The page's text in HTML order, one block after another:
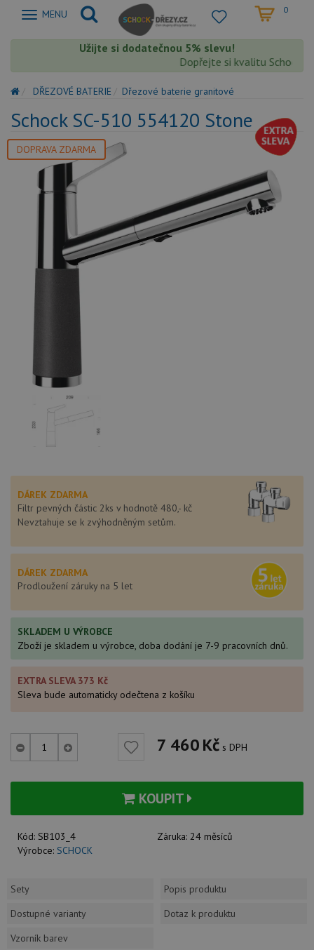
Zobrazit
MENU 0
Užijte si dodatečnou 5% slevu!
Dopřejte si kvalitu Schock s
DŘEZOVÉ BATERIE Dřezové baterie granitové
Schock SC-510 554120 Stone
DOPRAVA ZDARMA
DÁREK ZDARMA
Filtr pevných částic 2ks v hodnotě 480,- kč
Nevztahuje se k zvýhodněným setům.
DÁREK ZDARMA
Prodloužení záruky na 5 let
SKLADEM U VÝROBCE
Zboží je skladem u výrobce, doba dodání je 7-9 pracovních dnů.
EXTRA SLEVA 373 Kč
Sleva bude automaticky odečtena z košíku
7 460Kč s DPH
KOUPIT
Kód: SB103_4 Záruka: 24 měsíců
Výrobce: SCHOCK
Sety
Popis produktu
Dostupné varianty
Dotaz k produktu
Vzorník barev